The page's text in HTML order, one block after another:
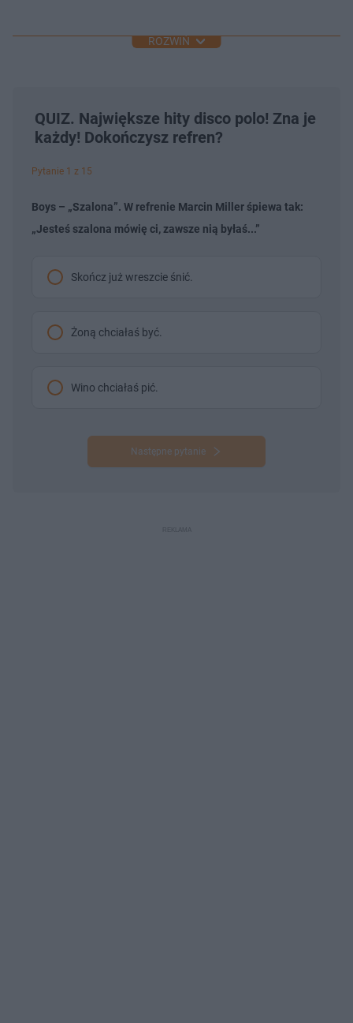
ROZWIŃ
QUIZ. Największe hity disco polo! Zna je
każdy! Dokończysz refren?
Pytanie 1 z 15
Boys – „Szalona”. W refrenie Marcin Miller śpiewa tak:
„Jesteś szalona mówię ci, zawsze nią byłaś...”
Skończ już wreszcie śnić.
Żoną chciałaś być.
Wino chciałaś pić.
Następne pytanie